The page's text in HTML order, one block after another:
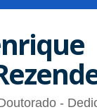
-